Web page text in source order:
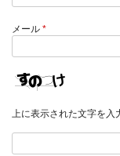
メール *
上に表示された文字を入